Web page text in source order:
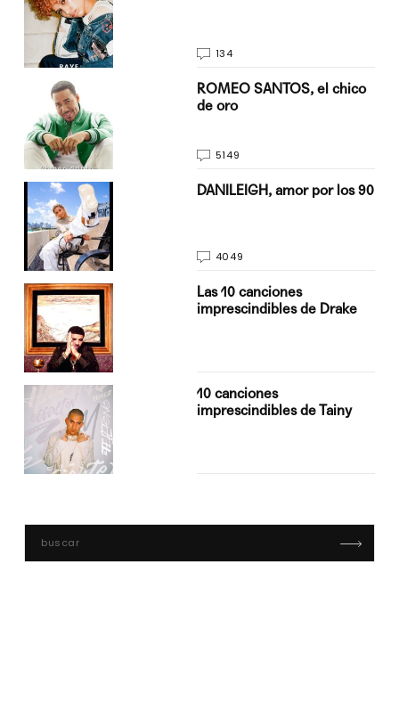
134
ROMEO SANTOS, el chico
de oro
5149
DANILEIGH, amor por los 90
4049
Las 10 canciones
imprescindibles de Drake
10 canciones
imprescindibles de Tainy